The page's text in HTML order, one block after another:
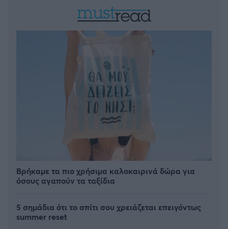
Βρήκαμε τα πιο χρήσιμα καλοκαιρινά δώρα για
όσους αγαπούν τα ταξίδια
5 σημάδια ότι το σπίτι σου χρειάζεται επειγόντως
summer reset